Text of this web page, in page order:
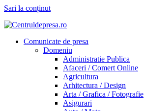
Sari la conținut
Comunicate de presa
Domeniu
Administratie Publica
Afaceri / Comert Online
Agricultura
Arhitectura / Design
Arta / Grafica / Fotografie
Asigurari